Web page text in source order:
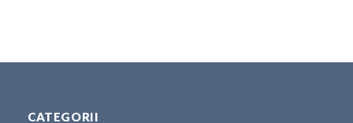
CATEGORII